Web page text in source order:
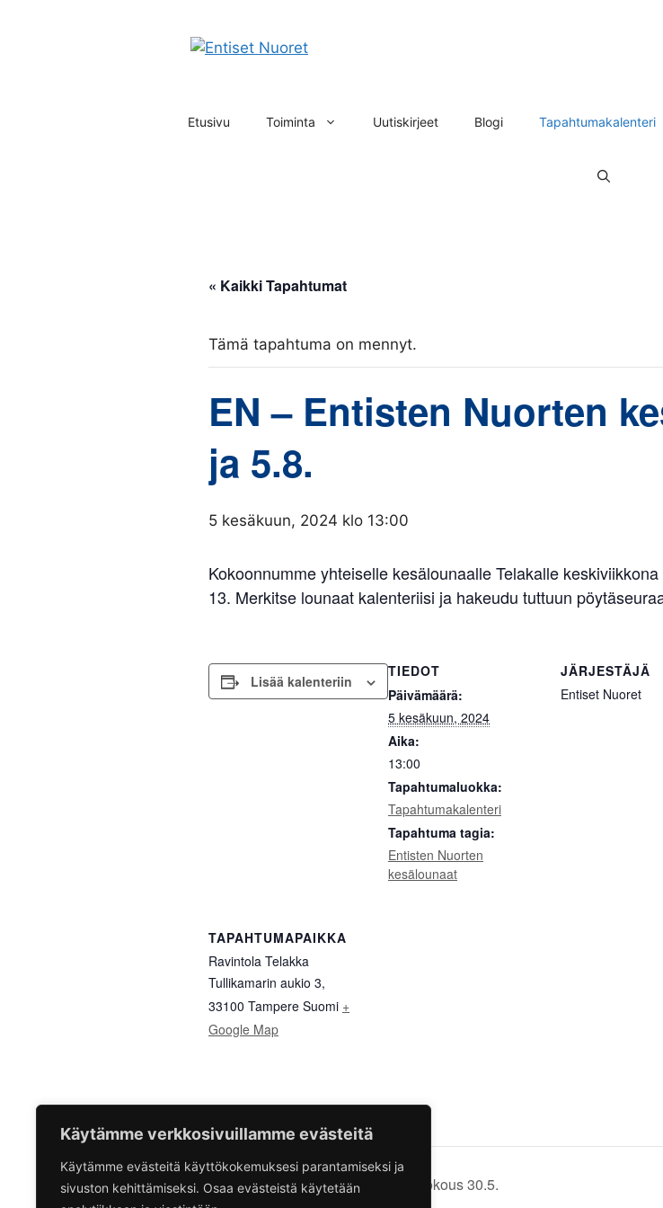
Käytämme verkkosivuillamme evästeitä
Käytämme evästeitä käyttökokemuksesi parantamiseksi ja
sivuston kehittämiseksi. Osaa evästeistä käytetään
Etusivu Toiminta Uutiskirjeet Blogi Tapahtumakalenteri
« Kaikki Tapahtumat
Tämä tapahtuma on mennyt.
EN – Entisten Nuorten
ja 5.8.
5 kesäkuun, 2024 klo 13:00
Kokoonnumme yhteiselle kesälounaalle Telakalle
13. Merkitse lounaat kalenteriisi ja hakeudu tuttuun
Lisää kalenteriin
TIEDOT
Päivämäärä:
5 kesäkuun, 2024
Aika:
13:00
Tapahtumaluokka:
Tapahtumakalenteri
Tapahtuma tagia:
Entisten Nuorten
kesälounaat
JÄRJESTÄJÄ
Entiset Nuoret
TAPAHTUMAPAIKKA
Ravintola Telakka
Tullikamarin aukio 3,
33100 Tampere Suomi +
Google Map
EN Kannatusyhdistys – Vuosikokous 30.5.